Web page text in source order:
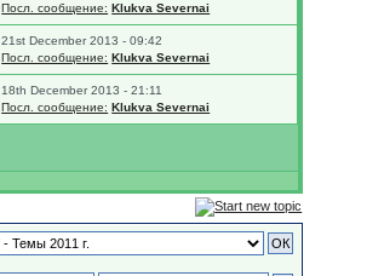
Посл. сообщение: Klukva Severnai
21st December 2013 - 09:42
Посл. сообщение: Klukva Severnai
18th December 2013 - 21:11
Посл. сообщение: Klukva Severnai